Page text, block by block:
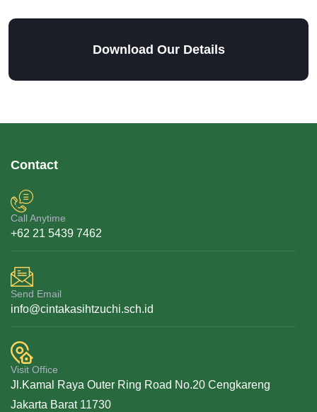
Download Our Details
Contact
Call Anytime
+62 21 5439 7462
Send Email
info@cintakasihtzuchi.sch.id
Visit Office
Jl.Kamal Raya Outer Ring Road No.20 Cengkareng
Jakarta Barat 11730